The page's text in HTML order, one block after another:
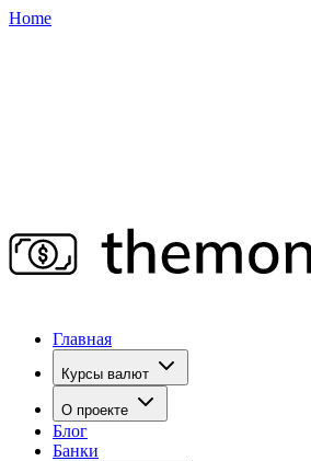
Home
Главная
Курсы валют
О проекте
Блог
Банки